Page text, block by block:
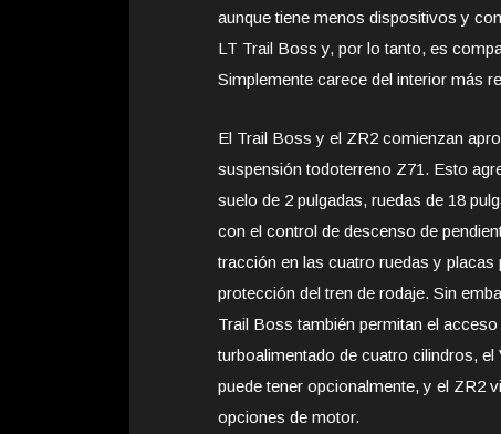
aunque tiene menos dispositivos y
LT Trail Boss y, por lo tanto, es
Simplemente carece del interior más
El Trail Boss y el ZR2 comienzan
suspensión todoterreno Z71. Esto
suelo de 2 pulgadas, ruedas de 18
con el control de descenso de
tracción en las cuatro ruedas y
protección del tren de rodaje. Sin
Trail Boss también permitan el
turboalimentado de cuatro cilindros,
puede tener opcionalmente, y el ZR2
opciones de motor.